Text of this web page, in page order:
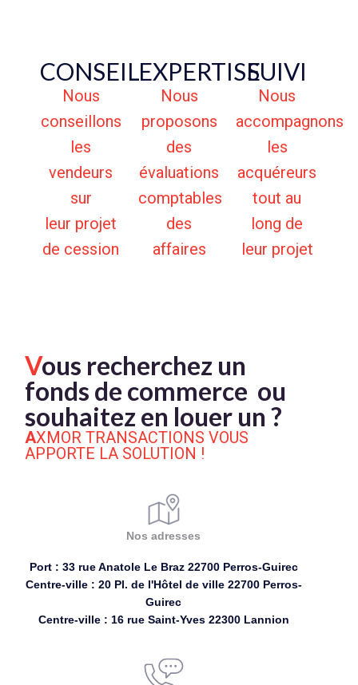
CONSEIL
Nous
conseillons
les
vendeurs
sur
leur projet
de cession
EXPERTISE
Nous
proposons
des
évaluations
comptables
des
affaires
SUIVI
Nous
accompagnons
les
acquéreurs
tout au
long de
leur projet
Vous recherchez un
fonds de commerce ou
souhaitez en louer un ?
AXMOR TRANSACTIONS VOUS
APPORTE LA SOLUTION !
Nos adresses
Port : 33 rue Anatole Le Braz 22700 Perros-Guirec
Centre-ville : 20 Pl. de l'Hôtel de ville 22700 Perros-
Guirec
Centre-ville : 16 rue Saint-Yves 22300 Lannion